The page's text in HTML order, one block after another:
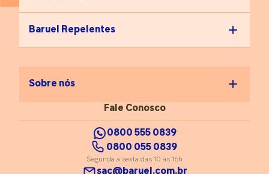
Baruel Repelentes
Sobre nós
Fale Conosco
0800 555 0839
0800 055 0839
Segunda a sexta das 10 às 16h
sac@baruel.com.br